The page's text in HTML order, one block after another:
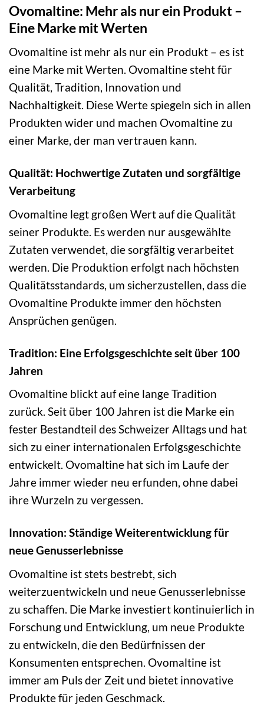
Ovomaltine: Mehr als nur ein Produkt –
Eine Marke mit Werten
Ovomaltine ist mehr als nur ein Produkt – es ist
eine Marke mit Werten. Ovomaltine steht für
Qualität, Tradition, Innovation und
Nachhaltigkeit. Diese Werte spiegeln sich in allen
Produkten wider und machen Ovomaltine zu
einer Marke, der man vertrauen kann.
Qualität: Hochwertige Zutaten und sorgfältige
Verarbeitung
Ovomaltine legt großen Wert auf die Qualität
seiner Produkte. Es werden nur ausgewählte
Zutaten verwendet, die sorgfältig verarbeitet
werden. Die Produktion erfolgt nach höchsten
Qualitätsstandards, um sicherzustellen, dass die
Ovomaltine Produkte immer den höchsten
Ansprüchen genügen.
Tradition: Eine Erfolgsgeschichte seit über 100
Jahren
Ovomaltine blickt auf eine lange Tradition
zurück. Seit über 100 Jahren ist die Marke ein
fester Bestandteil des Schweizer Alltags und hat
sich zu einer internationalen Erfolgsgeschichte
entwickelt. Ovomaltine hat sich im Laufe der
Jahre immer wieder neu erfunden, ohne dabei
ihre Wurzeln zu vergessen.
Innovation: Ständige Weiterentwicklung für
neue Genusserlebnisse
Ovomaltine ist stets bestrebt, sich
weiterzuentwickeln und neue Genusserlebnisse
zu schaffen. Die Marke investiert kontinuierlich in
Forschung und Entwicklung, um neue Produkte
zu entwickeln, die den Bedürfnissen der
Konsumenten entsprechen. Ovomaltine ist
immer am Puls der Zeit und bietet innovative
Produkte für jeden Geschmack.